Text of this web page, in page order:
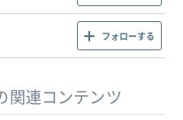
フォローする
関連コンテンツ